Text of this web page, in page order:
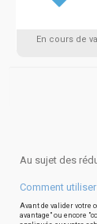
En cours de
Au sujet des
Comment
Avant de valider votre
avantage" ou encore